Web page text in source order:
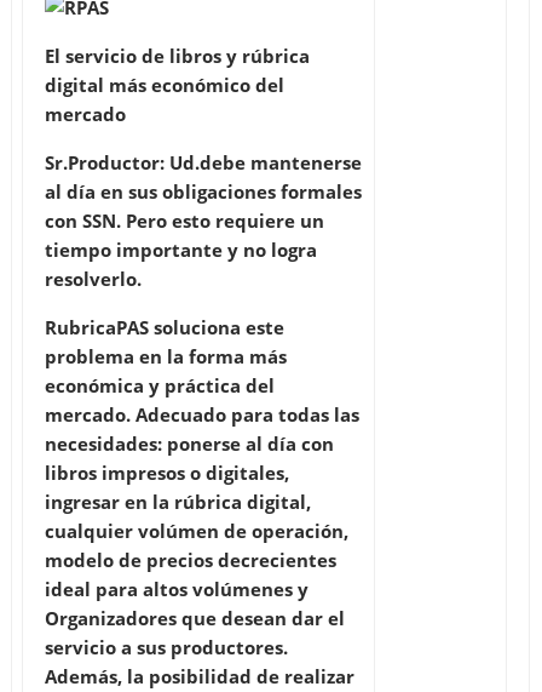
El servicio de libros y rúbrica
digital más económico del
mercado
Sr.Productor: Ud.debe mantenerse
al día en sus obligaciones formales
con SSN. Pero esto requiere un
tiempo importante y no logra
resolverlo.
RubricaPAS soluciona este
problema en la forma más
económica y práctica del
mercado. Adecuado para todas las
necesidades: ponerse al día con
libros impresos o digitales,
ingresar en la rúbrica digital,
cualquier volúmen de operación,
modelo de precios decrecientes
ideal para altos volúmenes y
Organizadores que desean dar el
servicio a sus productores.
Además, la posibilidad de realizar